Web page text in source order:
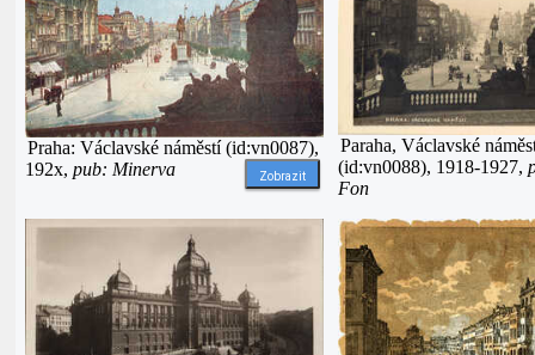
Praha: Václavské náměstí (id:vn0087),
192x, pub: Minerva Zobrazit
Paraha, Václavské
(id:vn0088), 1918-1927,
Fon